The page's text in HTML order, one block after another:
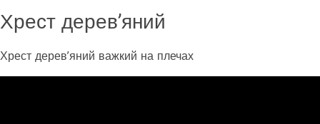
Хрест дерев’яний
Хрест дерев’яний важкий на плечах